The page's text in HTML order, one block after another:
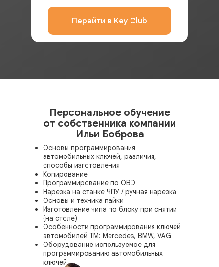
Перейти в Key Club
Основы программирования
автомобильных ключей, различия,
способы изготовления
Копирование
Программирование по OBD
Нарезка на станке ЧПУ / ручная нарезка
Основы и техника пайки
Изготовление чипа по блоку при снятии
(на столе)
Особенности программирования ключей
автомобилей ТМ: Mercedes, BMW, VAG
Оборудование используемое для
программированию автомобильных
ключей
Персональное обучение
от собственника компании
Ильи Боброва